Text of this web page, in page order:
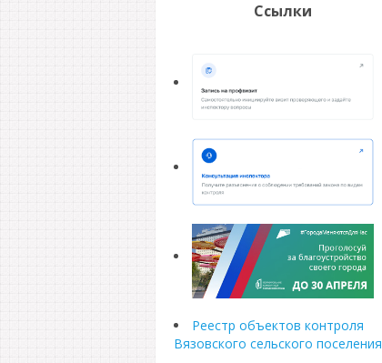
Ссылки
Реестр объектов контроля
Вязовского сельского поселения